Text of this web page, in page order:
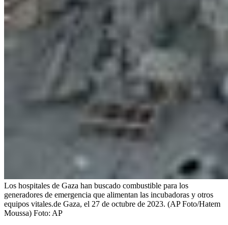
Los hospitales de Gaza han buscado combustible para los
generadores de emergencia que alimentan las incubadoras y otros
equipos vitales.de Gaza, el 27 de octubre de 2023. (AP Foto/Hatem
Moussa) Foto: AP